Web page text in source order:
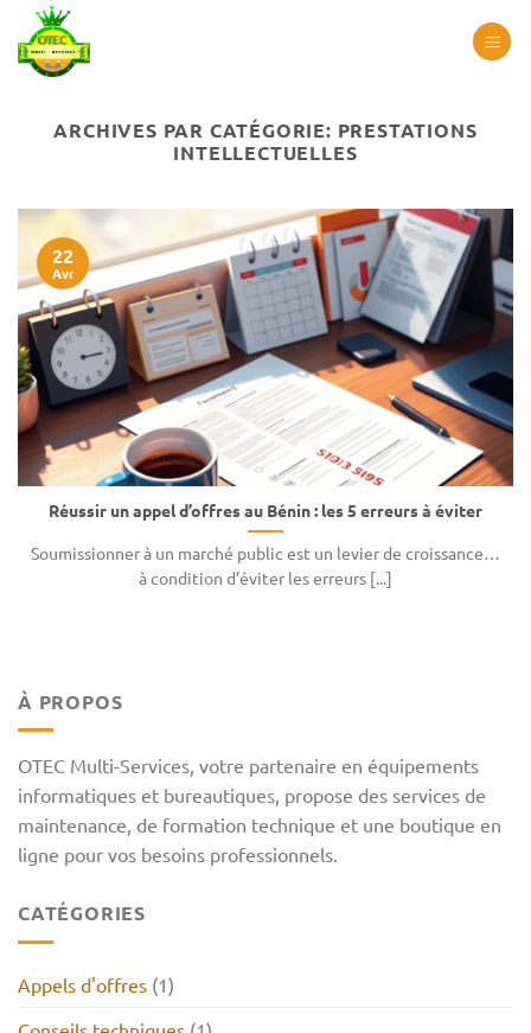
Passer
au
contenu
ARCHIVES PAR CATÉGORIE: PRESTATIONS
INTELLECTUELLES
Réussir un appel d’offres au Bénin : les 5 erreurs à éviter
Soumissionner à un marché public est un levier de croissance…
à condition d’éviter les erreurs [...]
22
Avr
À PROPOS
OTEC Multi-Services, votre partenaire en équipements
informatiques et bureautiques, propose des services de
maintenance, de formation technique et une boutique en
ligne pour vos besoins professionnels.
CATÉGORIES
Appels d'offres (1)